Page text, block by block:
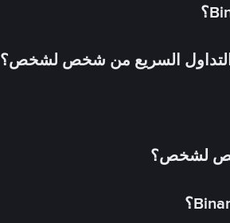
التداول السريع من شخص لشخص؟